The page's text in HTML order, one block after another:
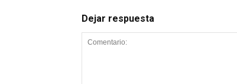
Dejar respuesta